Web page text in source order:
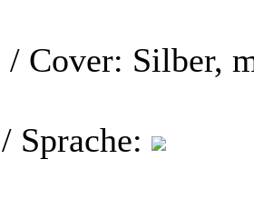
/ Cover: Silber,
Sprache: